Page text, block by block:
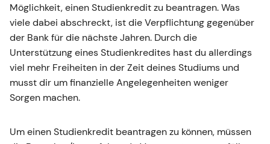
Möglichkeit, einen Studienkredit zu beantragen. Was
viele dabei abschreckt, ist die Verpflichtung gegenüber
der Bank für die nächste Jahren. Durch die
Unterstützung eines Studienkredites hast du allerdings
viel mehr Freiheiten in der Zeit deines Studiums und
musst dir um finanzielle Angelegenheiten weniger
Sorgen machen.
Um einen Studienkredit beantragen zu können, müssen